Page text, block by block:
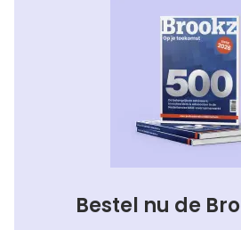
Bestel nu de